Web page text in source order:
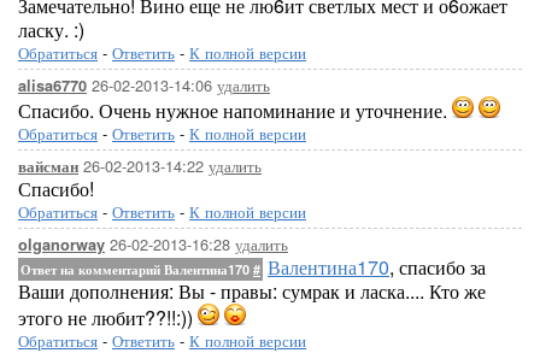
ласку. :)
Обратиться - Ответить - К полной версии
alisa6770 26-02-2013-14:06 удалить
Спасибо. Очень нужное напоминание и уточнение.
Обратиться - Ответить - К полной версии
вайсман 26-02-2013-14:22 удалить
Спасибо!
Обратиться - Ответить - К полной версии
olganorway 26-02-2013-16:28 удалить
Ответ на комментарий Валентина170 # Валентина170, спасибо за
Ваши дополнения: Вы - правы: сумрак и ласка.... Кто же
этого не любит??!!:))
Обратиться - Ответить - К полной версии